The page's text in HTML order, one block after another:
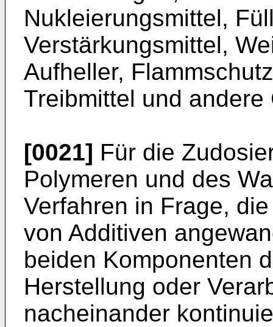
Nukleierungsmittel,
Verstärkungsmittel,
Aufheller,
Treibmittel und andere
[0021] Für die
Polymeren und des
Verfahren in Frage,
von Additiven
beiden Komponenten
Herstellung oder
nacheinander